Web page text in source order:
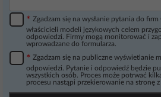
* Zgadzam się na wysłanie pytania do
właścicieli modeli językowych celem
odpowiedzi. Firmy mogą monitorować i
wprowadzane do formularza.
* Zgadzam się na publiczne wyświetlanie
odpowiedzi. Pytanie i odpowiedź będzie
wszystkich osób. Proces może potrwać
procesu nastąpi przekierowanie na stronę